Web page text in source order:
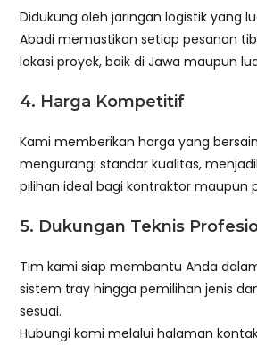
Didukung oleh jaringan logistik yang
Abadi memastikan setiap pesanan
lokasi proyek, baik di Jawa maupun
4. Harga Kompetitif
Kami memberikan harga yang
mengurangi standar kualitas,
pilihan ideal bagi kontraktor maupun
5. Dukungan Teknis
Tim kami siap membantu Anda
sistem tray hingga pemilihan jenis
sesuai.
Hubungi kami melalui halaman